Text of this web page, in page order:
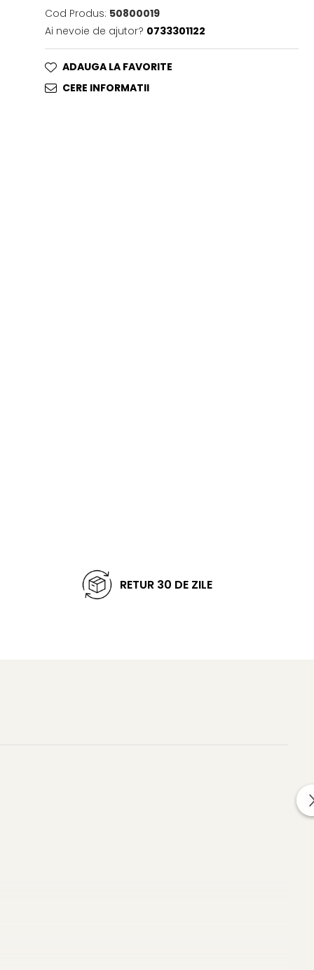
Cod Produs: 50800019
Ai nevoie de ajutor? 0733301122
ADAUGA LA FAVORITE
CERE INFORMATII
RETUR 30 DE ZILE